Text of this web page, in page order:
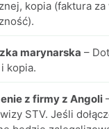
kopia (faktura
marynarska –
kopia.
z firmy z Angoli
STV. Jeśli